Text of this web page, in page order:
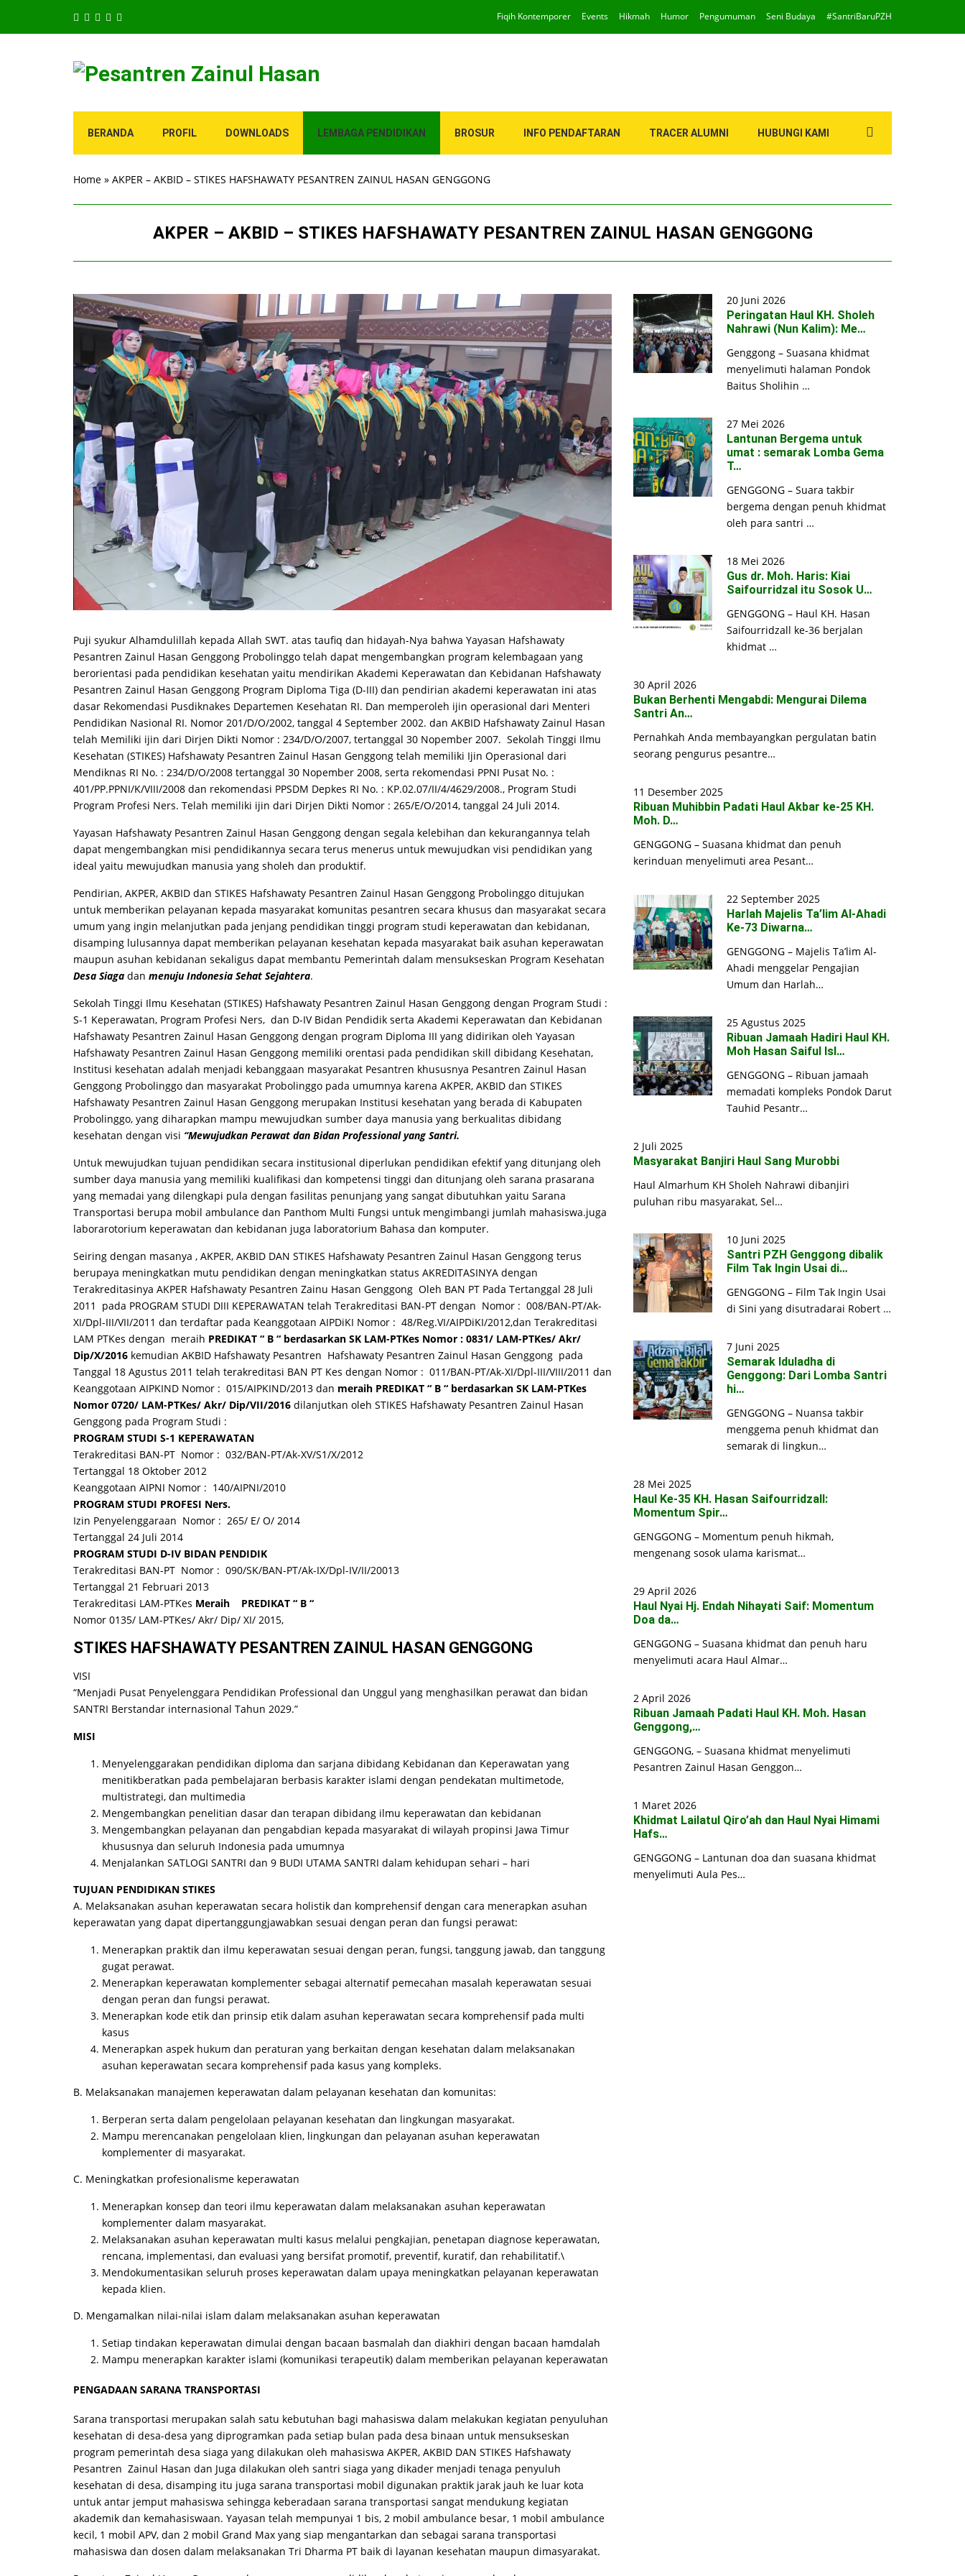
Fiqih Kontemporer Events Hikmah Humor Pengumuman Seni Budaya #SantriBaruPZH
BERANDA PROFIL DOWNLOADS LEMBAGA PENDIDIKAN BROSUR INFO PENDAFTARAN TRACER ALUMNI HUBUNGI KAMI
Home » AKPER – AKBID – STIKES HAFSHAWATY PESANTREN ZAINUL HASAN GENGGONG
AKPER – AKBID – STIKES HAFSHAWATY PESANTREN ZAINUL HASAN GENGGONG
Puji syukur Alhamdulillah kepada Allah SWT. atas taufiq dan hidayah-Nya bahwa Yayasan Hafshawaty
Pesantren Zainul Hasan Genggong Probolinggo telah dapat mengembangkan program kelembagaan yang
berorientasi pada pendidikan kesehatan yaitu mendirikan Akademi Keperawatan dan Kebidanan Hafshawaty
Pesantren Zainul Hasan Genggong Program Diploma Tiga (D-III) dan pendirian akademi keperawatan ini atas
dasar Rekomendasi Pusdiknakes Departemen Kesehatan RI. Dan memperoleh ijin operasional dari Menteri
Pendidikan Nasional RI. Nomor 201/D/O/2002, tanggal 4 September 2002. dan AKBID Hafshawaty Zainul Hasan
telah Memiliki ijin dari Dirjen Dikti Nomor : 234/D/O/2007, tertanggal 30 Nopember 2007. Sekolah Tinggi Ilmu
Kesehatan (STIKES) Hafshawaty Pesantren Zainul Hasan Genggong telah memiliki Ijin Operasional dari
Mendiknas RI No. : 234/D/O/2008 tertanggal 30 Nopember 2008, serta rekomendasi PPNI Pusat No. :
401/PP.PPNI/K/VIII/2008 dan rekomendasi PPSDM Depkes RI No. : KP.02.07/II/4/4629/2008., Program Studi
Program Profesi Ners. Telah memiliki ijin dari Dirjen Dikti Nomor : 265/E/O/2014, tanggal 24 Juli 2014.
Yayasan Hafshawaty Pesantren Zainul Hasan Genggong dengan segala kelebihan dan kekurangannya telah
dapat mengembangkan misi pendidikannya secara terus menerus untuk mewujudkan visi pendidikan yang
ideal yaitu mewujudkan manusia yang sholeh dan produktif.
Pendirian, AKPER, AKBID dan STIKES Hafshawaty Pesantren Zainul Hasan Genggong Probolinggo ditujukan
untuk memberikan pelayanan kepada masyarakat komunitas pesantren secara khusus dan masyarakat secara
umum yang ingin melanjutkan pada jenjang pendidikan tinggi program studi keperawatan dan kebidanan,
disamping lulusannya dapat memberikan pelayanan kesehatan kepada masyarakat baik asuhan keperawatan
maupun asuhan kebidanan sekaligus dapat membantu Pemerintah dalam mensukseskan Program Kesehatan
Desa Siaga dan menuju Indonesia Sehat Sejahtera.
Sekolah Tinggi Ilmu Kesehatan (STIKES) Hafshawaty Pesantren Zainul Hasan Genggong dengan Program Studi :
S-1 Keperawatan, Program Profesi Ners, dan D-IV Bidan Pendidik serta Akademi Keperawatan dan Kebidanan
Hafshawaty Pesantren Zainul Hasan Genggong dengan program Diploma III yang didirikan oleh Yayasan
Hafshawaty Pesantren Zainul Hasan Genggong memiliki orentasi pada pendidikan skill dibidang Kesehatan,
Institusi kesehatan adalah menjadi kebanggaan masyarakat Pesantren khususnya Pesantren Zainul Hasan
Genggong Probolinggo dan masyarakat Probolinggo pada umumnya karena AKPER, AKBID dan STIKES
Hafshawaty Pesantren Zainul Hasan Genggong merupakan Institusi kesehatan yang berada di Kabupaten
Probolinggo, yang diharapkan mampu mewujudkan sumber daya manusia yang berkualitas dibidang
kesehatan dengan visi “Mewujudkan Perawat dan Bidan Professional yang Santri.
Untuk mewujudkan tujuan pendidikan secara institusional diperlukan pendidikan efektif yang ditunjang oleh
sumber daya manusia yang memiliki kualifikasi dan kompetensi tinggi dan ditunjang oleh sarana prasarana
yang memadai yang dilengkapi pula dengan fasilitas penunjang yang sangat dibutuhkan yaitu Sarana
Transportasi berupa mobil ambulance dan Panthom Multi Fungsi untuk mengimbangi jumlah mahasiswa.juga
laborarotorium keperawatan dan kebidanan juga laboratorium Bahasa dan komputer.
Seiring dengan masanya , AKPER, AKBID DAN STIKES Hafshawaty Pesantren Zainul Hasan Genggong terus
berupaya meningkatkan mutu pendidikan dengan meningkatkan status AKREDITASINYA dengan
Terakreditasinya AKPER Hafshawaty Pesantren Zainu Hasan Genggong Oleh BAN PT Pada Tertanggal 28 Juli
2011 pada PROGRAM STUDI DIII KEPERAWATAN telah Terakreditasi BAN-PT dengan Nomor : 008/BAN-PT/Ak-
XI/Dpl-III/VII/2011 dan terdaftar pada Keanggotaan AIPDiKI Nomor : 48/Reg.VI/AIPDiKI/2012,dan Terakreditasi
LAM PTKes dengan meraih PREDIKAT “ B “ berdasarkan SK LAM-PTKes Nomor : 0831/ LAM-PTKes/ Akr/
Dip/X/2016 kemudian AKBID Hafshawaty Pesantren Hafshawaty Pesantren Zainul Hasan Genggong pada
Tanggal 18 Agustus 2011 telah terakreditasi BAN PT Kes dengan Nomor : 011/BAN-PT/Ak-XI/Dpl-III/VIII/2011 dan
Keanggotaan AIPKIND Nomor : 015/AIPKIND/2013 dan meraih PREDIKAT “ B “ berdasarkan SK LAM-PTKes
Nomor 0720/ LAM-PTKes/ Akr/ Dip/VII/2016 dilanjutkan oleh STIKES Hafshawaty Pesantren Zainul Hasan
Genggong pada Program Studi :
PROGRAM STUDI S-1 KEPERAWATAN
Terakreditasi BAN-PT Nomor : 032/BAN-PT/Ak-XV/S1/X/2012
Tertanggal 18 Oktober 2012
Keanggotaan AIPNI Nomor : 140/AIPNI/2010
PROGRAM STUDI PROFESI Ners.
Izin Penyelenggaraan Nomor : 265/ E/ O/ 2014
Tertanggal 24 Juli 2014
PROGRAM STUDI D-IV BIDAN PENDIDIK
Terakreditasi BAN-PT Nomor : 090/SK/BAN-PT/Ak-IX/Dpl-IV/II/20013
Tertanggal 21 Februari 2013
Terakreditasi LAM-PTKes Meraih PREDIKAT “ B “
Nomor 0135/ LAM-PTKes/ Akr/ Dip/ XI/ 2015,
STIKES HAFSHAWATY PESANTREN ZAINUL HASAN GENGGONG
VISI
“Menjadi Pusat Penyelenggara Pendidikan Professional dan Unggul yang menghasilkan perawat dan bidan
SANTRI Berstandar internasional Tahun 2029.”
MISI
Menyelenggarakan pendidikan diploma dan sarjana dibidang Kebidanan dan Keperawatan yang
menitikberatkan pada pembelajaran berbasis karakter islami dengan pendekatan multimetode,
multistrategi, dan multimedia
Mengembangkan penelitian dasar dan terapan dibidang ilmu keperawatan dan kebidanan
Mengembangkan pelayanan dan pengabdian kepada masyarakat di wilayah propinsi Jawa Timur
khususnya dan seluruh Indonesia pada umumnya
Menjalankan SATLOGI SANTRI dan 9 BUDI UTAMA SANTRI dalam kehidupan sehari – hari
TUJUAN PENDIDIKAN STIKES
A. Melaksanakan asuhan keperawatan secara holistik dan komprehensif dengan cara menerapkan asuhan
keperawatan yang dapat dipertanggungjawabkan sesuai dengan peran dan fungsi perawat:
Menerapkan praktik dan ilmu keperawatan sesuai dengan peran, fungsi, tanggung jawab, dan tanggung
gugat perawat.
Menerapkan keperawatan komplementer sebagai alternatif pemecahan masalah keperawatan sesuai
dengan peran dan fungsi perawat.
Menerapkan kode etik dan prinsip etik dalam asuhan keperawatan secara komprehensif pada multi
kasus
Menerapkan aspek hukum dan peraturan yang berkaitan dengan kesehatan dalam melaksanakan
asuhan keperawatan secara komprehensif pada kasus yang kompleks.
B. Melaksanakan manajemen keperawatan dalam pelayanan kesehatan dan komunitas:
Berperan serta dalam pengelolaan pelayanan kesehatan dan lingkungan masyarakat.
Mampu merencanakan pengelolaan klien, lingkungan dan pelayanan asuhan keperawatan
komplementer di masyarakat.
C. Meningkatkan profesionalisme keperawatan
Menerapkan konsep dan teori ilmu keperawatan dalam melaksanakan asuhan keperawatan
komplementer dalam masyarakat.
Melaksanakan asuhan keperawatan multi kasus melalui pengkajian, penetapan diagnose keperawatan,
rencana, implementasi, dan evaluasi yang bersifat promotif, preventif, kuratif, dan rehabilitatif.\
Mendokumentasikan seluruh proses keperawatan dalam upaya meningkatkan pelayanan keperawatan
kepada klien.
D. Mengamalkan nilai-nilai islam dalam melaksanakan asuhan keperawatan
Setiap tindakan keperawatan dimulai dengan bacaan basmalah dan diakhiri dengan bacaan hamdalah
Mampu menerapkan karakter islami (komunikasi terapeutik) dalam memberikan pelayanan keperawatan
PENGADAAN SARANA TRANSPORTASI
Sarana transportasi merupakan salah satu kebutuhan bagi mahasiswa dalam melakukan kegiatan penyuluhan
kesehatan di desa-desa yang diprogramkan pada setiap bulan pada desa binaan untuk mensukseskan
program pemerintah desa siaga yang dilakukan oleh mahasiswa AKPER, AKBID DAN STIKES Hafshawaty
Pesantren Zainul Hasan dan Juga dilakukan oleh santri siaga yang dikader menjadi tenaga penyuluh
kesehatan di desa, disamping itu juga sarana transportasi mobil digunakan praktik jarak jauh ke luar kota
untuk antar jemput mahasiswa sehingga keberadaan sarana transportasi sangat mendukung kegiatan
akademik dan kemahasiswaan. Yayasan telah mempunyai 1 bis, 2 mobil ambulance besar, 1 mobil ambulance
kecil, 1 mobil APV, dan 2 mobil Grand Max yang siap mengantarkan dan sebagai sarana transportasi
mahasiswa dan dosen dalam melaksanakan Tri Dharma PT baik di layanan kesehatan maupun dimasyarakat.
20 Juni 2026
Peringatan Haul KH. Sholeh
Nahrawi (Nun Kalim): Me…
Genggong – Suasana khidmat
menyelimuti halaman Pondok
Baitus Sholihin …
27 Mei 2026
Lantunan Bergema untuk
umat : semarak Lomba Gema
T…
GENGGONG – Suara takbir
bergema dengan penuh khidmat
oleh para santri …
18 Mei 2026
Gus dr. Moh. Haris: Kiai
Saifourridzal itu Sosok U…
GENGGONG – Haul KH. Hasan
Saifourridzall ke-36 berjalan
khidmat …
30 April 2026
Bukan Berhenti Mengabdi: Mengurai Dilema
Santri An…
Pernahkah Anda membayangkan pergulatan batin
seorang pengurus pesantre…
11 Desember 2025
Ribuan Muhibbin Padati Haul Akbar ke-25 KH.
Moh. D…
GENGGONG – Suasana khidmat dan penuh
kerinduan menyelimuti area Pesant…
22 September 2025
Harlah Majelis Ta’lim Al-Ahadi
Ke-73 Diwarna…
GENGGONG – Majelis Ta’lim Al-
Ahadi menggelar Pengajian
Umum dan Harlah…
25 Agustus 2025
Ribuan Jamaah Hadiri Haul KH.
Moh Hasan Saiful Isl…
GENGGONG – Ribuan jamaah
memadati kompleks Pondok Darut
Tauhid Pesantr…
2 Juli 2025
Masyarakat Banjiri Haul Sang Murobbi
Haul Almarhum KH Sholeh Nahrawi dibanjiri
puluhan ribu masyarakat, Sel…
10 Juni 2025
Santri PZH Genggong dibalik
Film Tak Ingin Usai di…
GENGGONG – Film Tak Ingin Usai
di Sini yang disutradarai Robert …
7 Juni 2025
Semarak Iduladha di
Genggong: Dari Lomba Santri
hi…
GENGGONG – Nuansa takbir
menggema penuh khidmat dan
semarak di lingkun…
28 Mei 2025
Haul Ke-35 KH. Hasan Saifourridzall:
Momentum Spir…
GENGGONG – Momentum penuh hikmah,
mengenang sosok ulama karismat…
29 April 2026
Haul Nyai Hj. Endah Nihayati Saif: Momentum
Doa da…
GENGGONG – Suasana khidmat dan penuh haru
menyelimuti acara Haul Almar…
2 April 2026
Ribuan Jamaah Padati Haul KH. Moh. Hasan
Genggong,…
GENGGONG, – Suasana khidmat menyelimuti
Pesantren Zainul Hasan Genggon…
1 Maret 2026
Khidmat Lailatul Qiro’ah dan Haul Nyai Himami
Hafs…
GENGGONG – Lantunan doa dan suasana khidmat
menyelimuti Aula Pes…